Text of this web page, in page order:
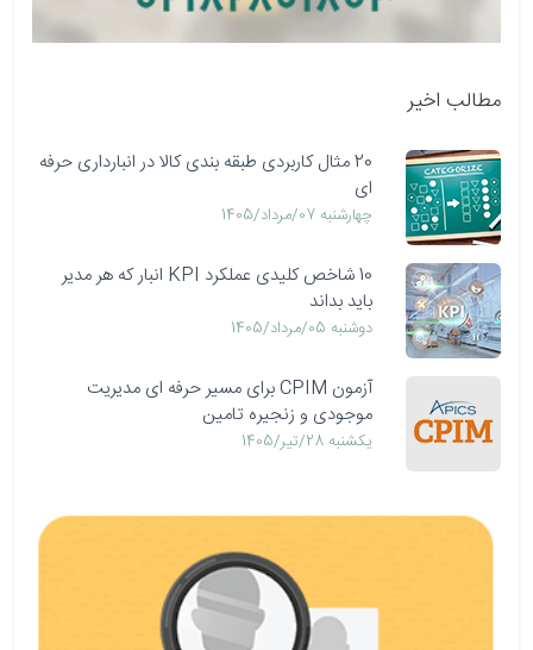
مطالب اخیر
20 مثال کاربردی طبقه بندی کالا در انبارداری حرفه
ای
چهارشنبه 07/مرداد/1405
10 شاخص کلیدی عملکرد KPI انبار که هر مدیر
باید بداند
دوشنبه 05/مرداد/1405
آزمون CPIM برای مسیر حرفه ای مدیریت
موجودی و زنجیره تامین
يكشنبه 28/تیر/1405